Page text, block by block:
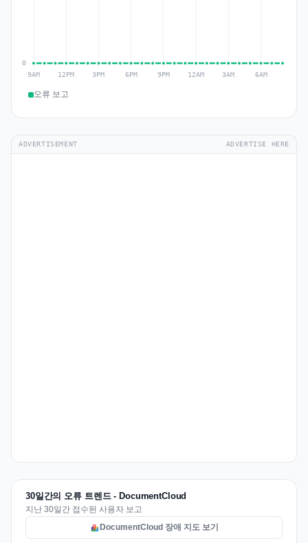
오류 보고
ADVERTISEMENT ADVERTISE HERE
30일간의 오류 트렌드 - DocumentCloud
지난 30일간 접수된 사용자 보고
DocumentCloud 장애 지도 보기